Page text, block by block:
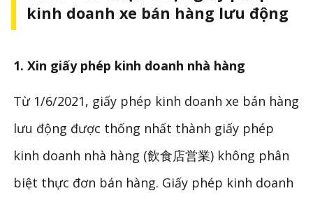
kinh doanh xe bán hàng lưu động
1. Xin giấy phép kinh doanh nhà hàng
Từ 1/6/2021, giấy phép kinh doanh xe bán hàng
lưu động được thống nhất thành giấy phép
kinh doanh nhà hàng (飲食店営業) không phân
biệt thực đơn bán hàng. Giấy phép kinh doanh